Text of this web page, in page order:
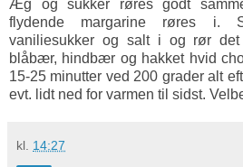
Æg og sukker røres godt
flydende margarine røres i.
vaniliesukker og salt i og rør det
blåbær, hindbær og hakket hvid
15-25 minutter ved 200 grader alt
evt. lidt ned for varmen til sidst.
kl. 14:27